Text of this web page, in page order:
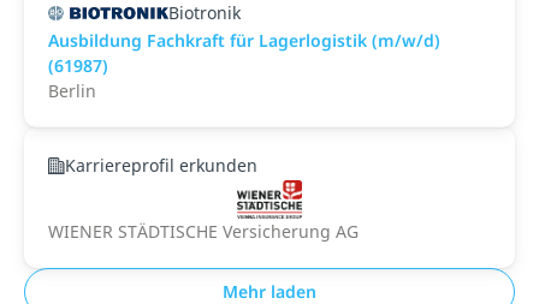
Biotronik
Ausbildung Fachkraft für Lagerlogistik (m/w/d)
(61987)
Berlin
Karriereprofil erkunden
WIENER STÄDTISCHE Versicherung AG
Mehr laden